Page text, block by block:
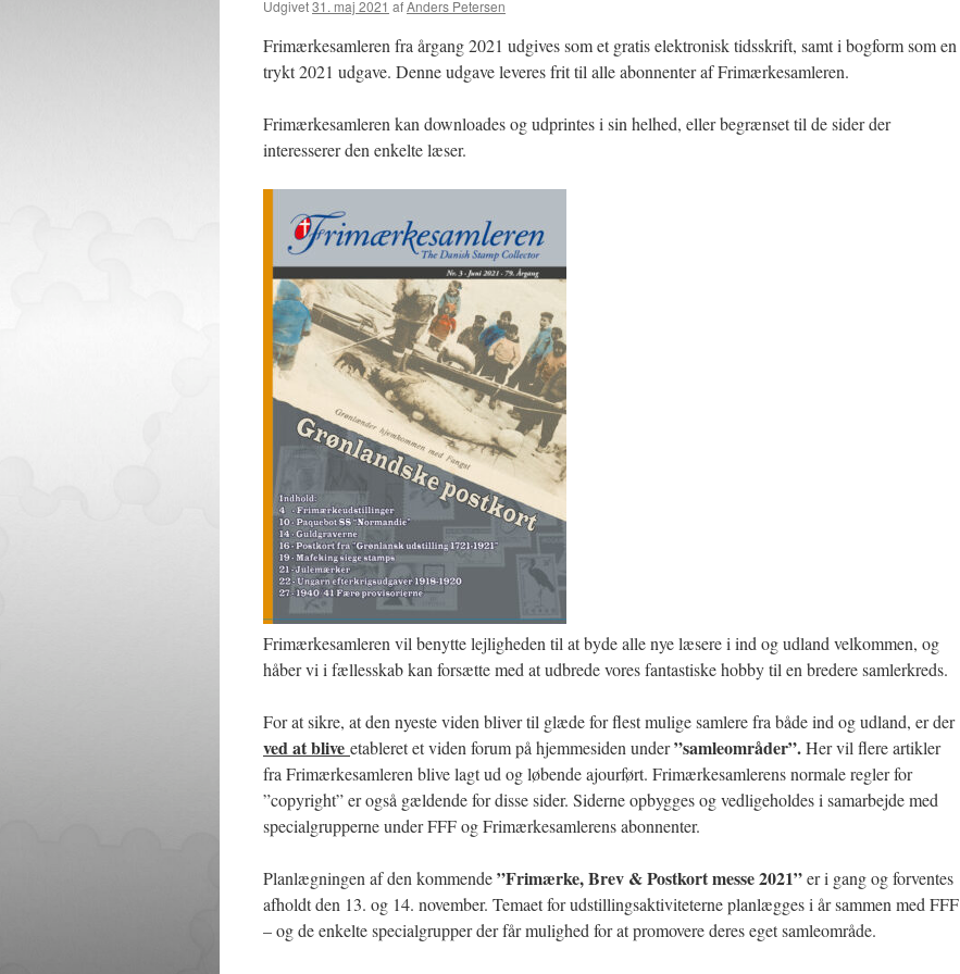
Udgivet31. maj 2021 afAnders Petersen
Frimærkesamleren fra årgang 2021 udgives som et gratis elektronisk tidsskrift, samt i bogform som en
trykt 2021 udgave. Denne udgave leveres frit til alle abonnenter af Frimærkesamleren.
Frimærkesamleren kan downloades og udprintes i sin helhed, eller begrænset til de sider der
interesserer den enkelte læser.
Frimærkesamleren vil benytte lejligheden til at byde alle nye læsere i ind og udland velkommen, og
håber vi i fællesskab kan forsætte med at udbrede vores fantastiske hobby til en bredere samlerkreds.
For at sikre, at den nyeste viden bliver til glæde for flest mulige samlere fra både ind og udland, er der
ved at blive etableret et viden forum på hjemmesiden under”samleområder”.Her vil flere artikler
fra Frimærkesamleren blive lagt ud og løbende ajourført. Frimærkesamlerens normale regler for
”copyright” er også gældende for disse sider. Siderne opbygges og vedligeholdes i samarbejde med
specialgrupperne under FFF og Frimærkesamlerens abonnenter.
Planlægningen af den kommende”Frimærke, Brev & Postkort messe 2021”er i gang og forventes
afholdt den 13. og 14. november. Temaet for udstillingsaktiviteterne planlægges i år sammen med FFF
– og de enkelte specialgrupper der får mulighed for at promovere deres eget samleområde.